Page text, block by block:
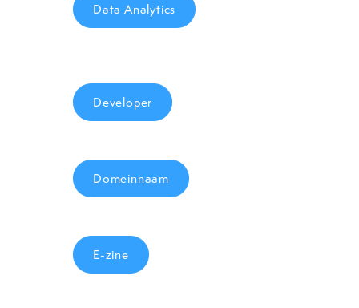
Data Analytics
Developer
Domeinnaam
E-zine